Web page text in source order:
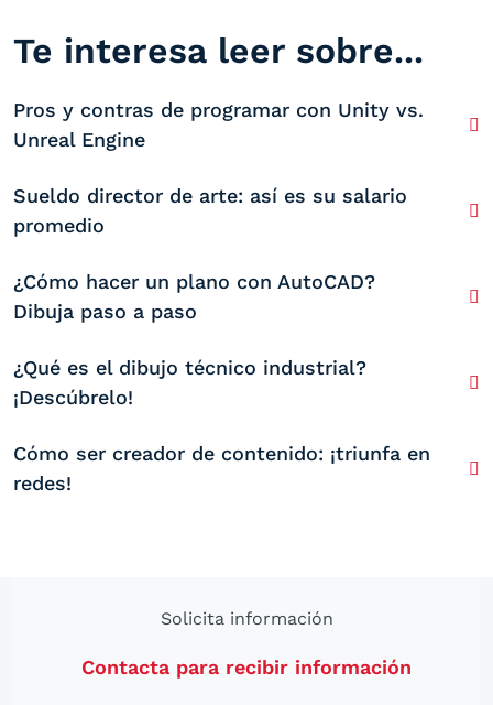
Te interesa leer sobre...
Pros y contras de programar con Unity vs.
Unreal Engine
Sueldo director de arte: así es su salario
promedio
¿Cómo hacer un plano con AutoCAD?
Dibuja paso a paso
¿Qué es el dibujo técnico industrial?
¡Descúbrelo!
Cómo ser creador de contenido: ¡triunfa en
redes!
Solicita información
Contacta para recibir información